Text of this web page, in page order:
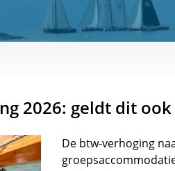
2026: geldt dit
De btw-verhoging